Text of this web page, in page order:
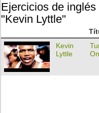
Ejercicios de
"Kevin Lyttle"
Kevin
Lyttle
On